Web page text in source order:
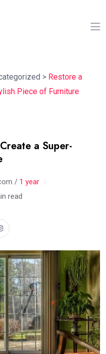
> Restore a
Piece of Furniture
a Super-
/ 1 year
read